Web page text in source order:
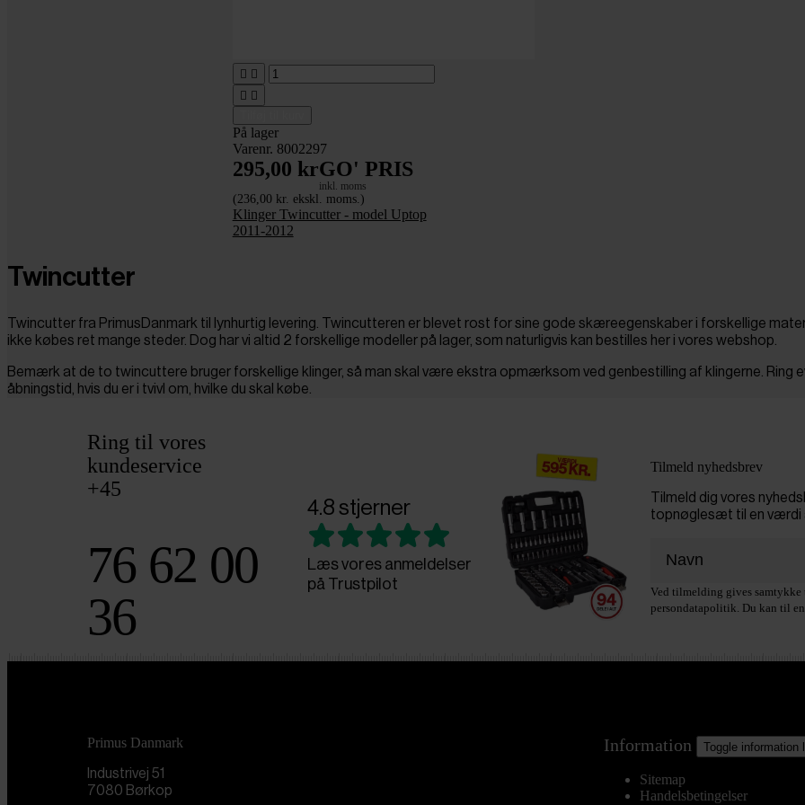
 
 
På lager
Varenr. 8002297
295,00 krGO' PRIS
inkl. moms
(236,00 kr. ekskl. moms.)
Klinger Twincutter - model Uptop
2011-2012
Twincutter
Twincutter fra PrimusDanmark til lynhurtig levering. Twincutteren er blevet rost for sine gode skæreegenskaber i forskellige
ikke købes ret mange steder. Dog har vi altid 2 forskellige modeller på lager, som naturligvis kan bestilles her i vores webshop.
Bemærk at de to twincuttere bruger forskellige klinger, så man skal være ekstra opmærksom ved genbestilling af klingerne. Ring
åbningstid, hvis du er i tvivl om, hvilke du skal købe.
Ring til vores
kundeservice
+45
76 62 00
36
4.8 stjerner
Læs vores anmeldelser
på Trustpilot
Tilmeld nyhedsbrev
Tilmeld dig vores
topnøglesæt til en værdi
Ved tilmelding gives
persondatapolitik. Du kan til
Primus Danmark
Industrivej 51
7080 Børkop
Information Toggle information
Sitemap
Handelsbetingelser